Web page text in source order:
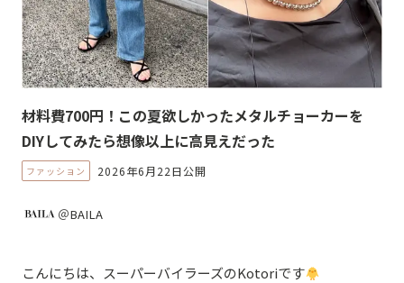
材料費700円！この夏欲しかったメタルチョーカーを
DIYしてみたら想像以上に高見えだった
ファッション 2026年6月22日公開
＠BAILA
こんにちは、スーパーバイラーズのKotoriです